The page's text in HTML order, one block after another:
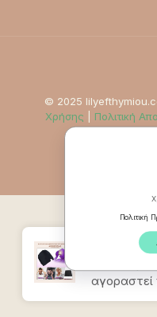
© 2025
Χρήσης
Πολιτική
Πολιτική